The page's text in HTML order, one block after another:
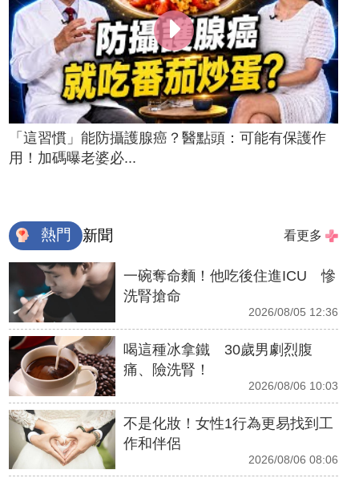
「這習慣」能防攝護腺癌？醫點頭：可能有保護作
用！加碼曝老婆必...
熱門 新聞 看更多
一碗奪命麵！他吃後住進ICU 慘
洗腎搶命
2026/08/05 12:36
喝這種冰拿鐵 30歲男劇烈腹
痛、險洗腎！
2026/08/06 10:03
不是化妝！女性1行為更易找到工
作和伴侶
2026/08/06 08:06